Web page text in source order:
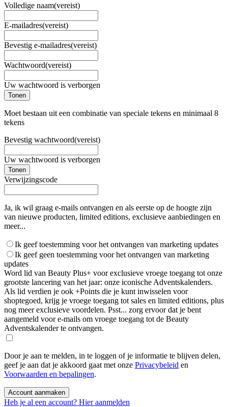
Volledige naam(vereist)
E-mailadres(vereist)
Bevestig e-mailadres(vereist)
Wachtwoord(vereist)
Uw wachtwoord is verborgen
Tonen
Moet bestaan uit een combinatie van speciale tekens en minimaal 8
tekens
Bevestig wachtwoord(vereist)
Uw wachtwoord is verborgen
Tonen
Verwijzingscode
Ja, ik wil graag e-mails ontvangen en als eerste op de hoogte zijn
van nieuwe producten, limited editions, exclusieve aanbiedingen en
meer...
Ik geef toestemming voor het ontvangen van marketing updates
Ik geef geen toestemming voor het ontvangen van marketing
updates
Word lid van Beauty Plus+ voor exclusieve vroege toegang tot onze
grootste lancering van het jaar: onze iconische Adventskalenders.
Als lid verdien je ook +Points die je kunt inwisselen voor
shoptegoed, krijg je vroege toegang tot sales en limited editions, plus
nog meer exclusieve voordelen. Psst... zorg ervoor dat je bent
aangemeld voor e-mails om vroege toegang tot de Beauty
Adventskalender te ontvangen.
Door je aan te melden, in te loggen of je informatie te blijven delen,
geef je aan dat je akkoord gaat met onze Privacybeleid en
Voorwaarden en bepalingen.
Account aanmaken
Heb je al een account? Hier aanmelden